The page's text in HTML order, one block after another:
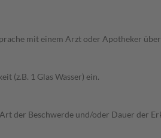
mit einem Arzt oder Apotheker
(z.B. 1 Glas Wasser) ein.
der Beschwerde und/oder Dauer der